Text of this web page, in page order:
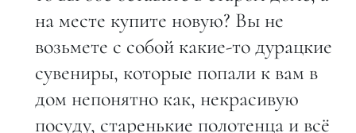
на месте купите новую? Вы не
возьмете с собой какие-то дурацкие
сувениры, которые попали к вам в
дом непонятно как, некрасивую
посуду, старенькие полотенца и всё